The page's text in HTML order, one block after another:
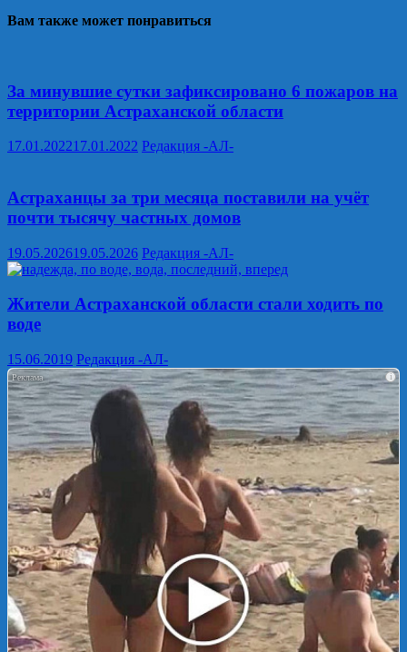
Вам также может понравиться
За минувшие сутки зафиксировано 6 пожаров на
территории Астраханской области
17.01.202217.01.2022 Редакция -АЛ-
Астраханцы за три месяца поставили на учёт
почти тысячу частных домов
19.05.202619.05.2026 Редакция -АЛ-
Жители Астраханской области стали ходить по
воде
15.06.2019 Редакция -АЛ-
i